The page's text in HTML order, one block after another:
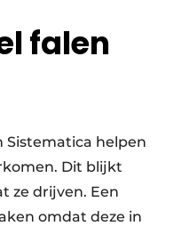
falen
Sistematica helpen
Dit blijkt
ze drijven. Een
omdat deze in